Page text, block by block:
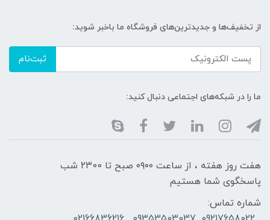
از تخفیف‌ها و جدیدترین‌های فروشگاه ما باخبر شوید:
ثبت‌نام
ما را در شبکه‌های اجتماعی دنبال کنید:
هفت روز هفته ، از ساعت ۰۹۰۰ صبح تا ۲۳00 شب
پاسخگوی شما هستیم
شماره تماس: